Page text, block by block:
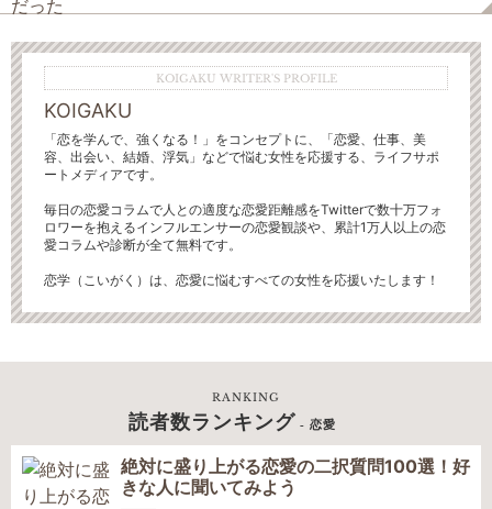
KOIGAKU WRITER'S PROFILE
KOIGAKU
「恋を学んで、強くなる！」をコンセプトに、「恋愛、仕事、美
容、出会い、結婚、浮気」などで悩む女性を応援する、ライフサポ
ートメディアです。
毎日の恋愛コラムで人との適度な恋愛距離感をTwitterで数十万フォ
ロワーを抱えるインフルエンサーの恋愛観談や、累計1万人以上の恋
愛コラムや診断が全て無料です。
恋学（こいがく）は、恋愛に悩むすべての女性を応援いたします！
RANKING
読者数ランキング - 恋愛
絶対に盛り上がる恋愛の二択質問100選！好
きな人に聞いてみよう